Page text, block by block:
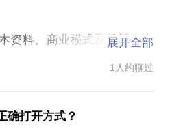
资料、商业模式及希望咨询
正确理解了公司的现况、能
作出评估；
展开全部
1人约聊过
确打开方式？